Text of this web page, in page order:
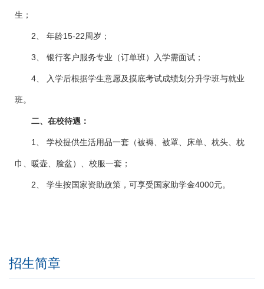
生；
2 年龄15-22周岁；
3 银行客户服务专业（订单班）入学需面试；
4 入学后根据学生意愿及摸底考试成绩划分升学班与就业
班。
二、在校待遇：
1 学校提供生活用品一套（被褥、被罩、床单、枕头、枕
巾、暖壶、脸盆）、校服一套；
2 学生按国家资助政策，可享受国家助学金4000元。
招生简章